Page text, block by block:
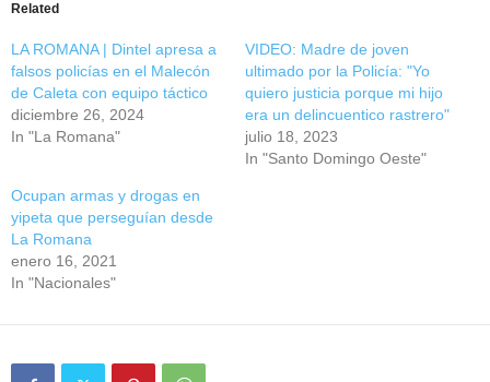
Related
LA ROMANA | Dintel apresa a
falsos policías en el Malecón
de Caleta con equipo táctico
diciembre 26, 2024
In "La Romana"
VIDEO: Madre de joven
ultimado por la Policía: "Yo
quiero justicia porque mi hijo
era un delincuentico rastrero"
julio 18, 2023
In "Santo Domingo Oeste"
Ocupan armas y drogas en
yipeta que perseguían desde
La Romana
enero 16, 2021
In "Nacionales"